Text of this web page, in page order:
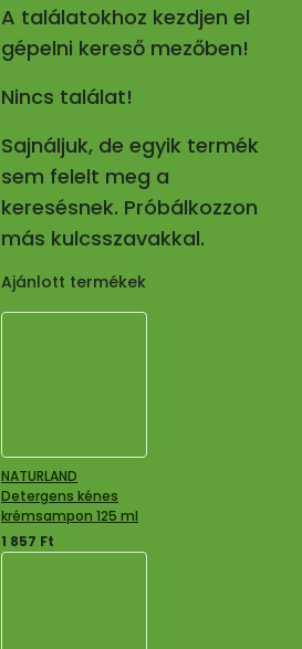
A találatokhoz kezdjen el
gépelni kereső mezőben!
Nincs találat!
Sajnáljuk, de egyik termék
sem felelt meg a
keresésnek. Próbálkozzon
más kulcsszavakkal.
Ajánlott termékek
NATURLAND
Detergens kénes
krémsampon 125 ml
1 857 Ft